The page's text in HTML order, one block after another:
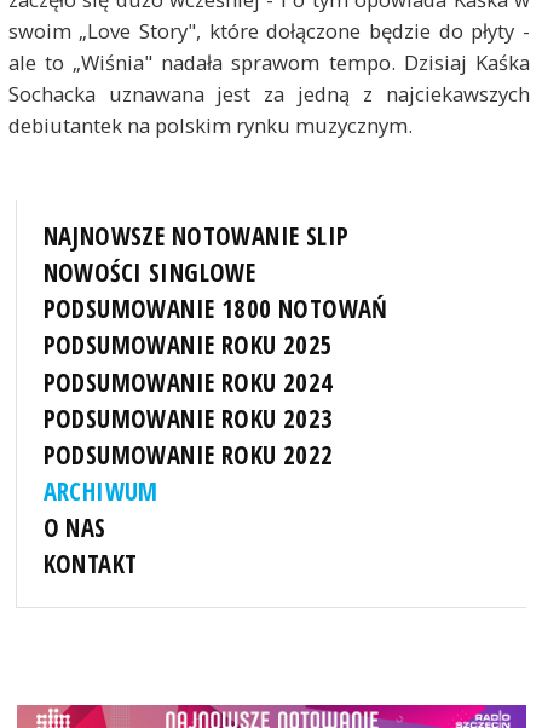
swoim „Love Story", które dołączone będzie do płyty -
ale to „Wiśnia" nadała sprawom tempo. Dzisiaj Kaśka
Sochacka uznawana jest za jedną z najciekawszych
debiutantek na polskim rynku muzycznym.
NAJNOWSZE NOTOWANIE SLIP
NOWOŚCI SINGLOWE
PODSUMOWANIE 1800 NOTOWAŃ
PODSUMOWANIE ROKU 2025
PODSUMOWANIE ROKU 2024
PODSUMOWANIE ROKU 2023
PODSUMOWANIE ROKU 2022
ARCHIWUM
O NAS
KONTAKT